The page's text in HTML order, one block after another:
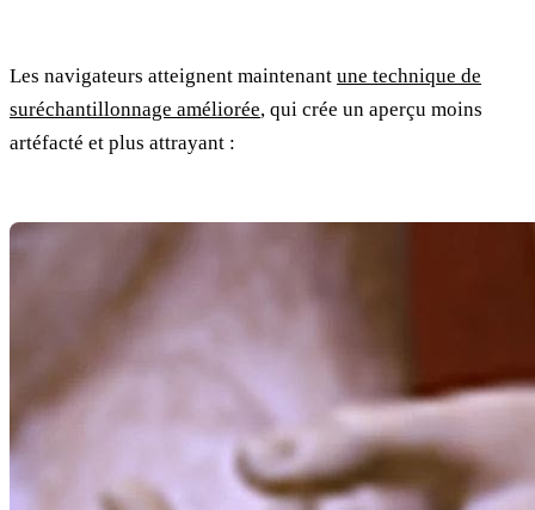
Les navigateurs atteignent maintenant une technique de
suréchantillonnage améliorée, qui crée un aperçu moins
artéfacté et plus attrayant :